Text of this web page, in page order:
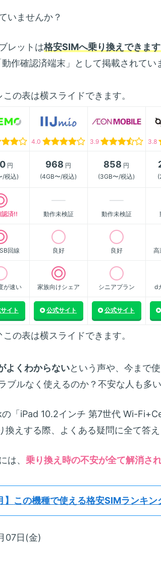
いませんか？
レットは格安SIMへ乗り換えできます
作確認済端末」として掲載されてい
の表は横スライドできます。
4.0 3.9 3.8
円
/税込)
968 円
(4GB〜/税込)
858 円
(3GB〜/税込)
認済!! 動作未検証 動作未検証
回線 良好 良好 高
が速い 家族向けシェア シニアプラン d
イト 公式サイト 公式サイト
の表は横スライドできます。
よくわからないという声や、今まで
ブルなく使えるのか？不安な人も多い
「iPad 10.2インチ 第7世代 Wi-
えする際、よくある疑問に全て答え
は、 乗り換え時の不安が全て解消され
この機種で使える格安SIMランキン
07日(金)